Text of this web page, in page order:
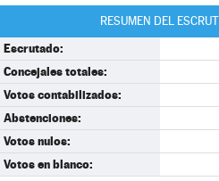
RESUMEN DEL
Escrutado:
Concejales totales:
Votos contabilizados:
Abstenciones:
Votos nulos:
Votos en blanco: